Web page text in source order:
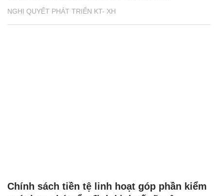
NGHỊ QUYẾT PHÁT TRIỂN KT- XH
Chính sách tiền tệ linh hoạt góp phần kiểm